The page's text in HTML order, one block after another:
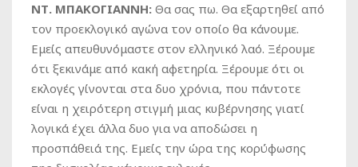
ΝΤ. ΜΠΑΚΟΓΙΑΝΝΗ: Θα σας πω. Θα εξαρτηθεί από
τον προεκλογικό αγώνα τον οποίο θα κάνουμε.
Εμείς απευθυνόμαστε στον ελληνικό λαό. Ξέρουμε
ότι ξεκινάμε από κακή αφετηρία. Ξέρουμε ότι οι
εκλογές γίνονται στα δυο χρόνια, που πάντοτε
είναι η χειρότερη στιγμή μιας κυβέρνησης γιατί
λογικά έχει άλλα δυο για να αποδώσει η
προσπάθειά της. Εμείς την ώρα της κορύφωσης